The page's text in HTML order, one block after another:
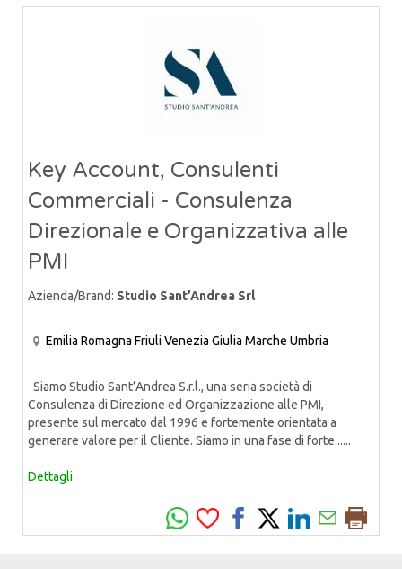
Key Account, Consulenti
Commerciali - Consulenza
Direzionale e Organizzativa alle
PMI
Azienda/Brand: Studio Sant’Andrea Srl
Emilia Romagna Friuli Venezia Giulia Marche Umbria
Siamo Studio Sant’Andrea S.r.l., una seria società di
Consulenza di Direzione ed Organizzazione alle PMI,
presente sul mercato dal 1996 e fortemente orientata a
generare valore per il Cliente. Siamo in una fase di forte......
Dettagli